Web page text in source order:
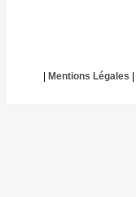
Mentions Légales